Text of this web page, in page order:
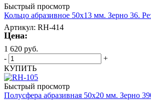
Быстрый просмотр
Кольцо абразивное 50х13 мм. Зерно 36.
Артикул: RH-414
Цена:
1 620 руб.
-
+
КУПИТЬ
Быстрый просмотр
Полусфера абразивная 50х20 мм. Зерно